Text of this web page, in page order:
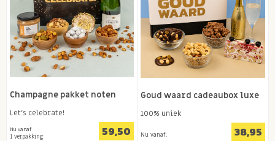
Champagne pakket noten
Let's celebrate!
Nu vanaf
1 verpakking 59,50
Goud waard cadeaubox luxe
100% uniek
Nu vanaf: 38,95